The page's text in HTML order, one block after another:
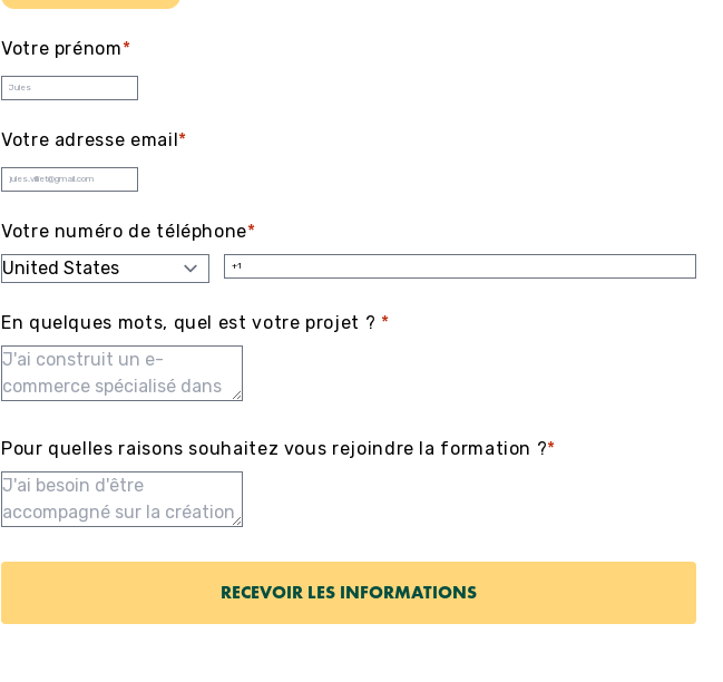
Votre prénom*
Votre adresse email*
Votre numéro de téléphone*
En quelques mots, quel est votre projet ? *
Pour quelles raisons souhaitez vous rejoindre la formation ?*